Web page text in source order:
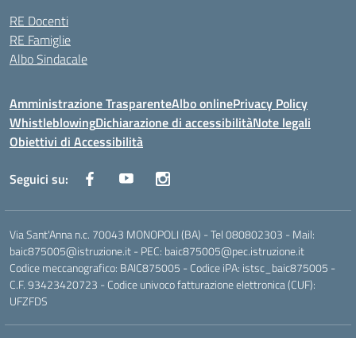
RE Docenti
RE Famiglie
Albo Sindacale
Amministrazione TrasparenteAlbo onlinePrivacy Policy
WhistleblowingDichiarazione di accessibilitàNote legali
Obiettivi di Accessibilità
Seguici su:
Via Sant'Anna n.c. 70043 MONOPOLI (BA) - Tel 080802303 - Mail:
baic875005@istruzione.it - PEC: baic875005@pec.istruzione.it
Codice meccanografico: BAIC875005 - Codice iPA: istsc_baic875005 -
C.F. 93423420723 - Codice univoco fatturazione elettronica (CUF):
UFZFDS